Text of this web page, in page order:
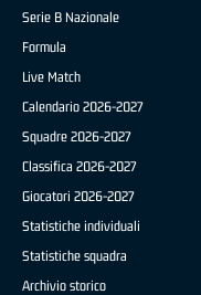
Serie B Nazionale
Formula
Live Match
Calendario 2026-2027
Squadre 2026-2027
Classifica 2026-2027
Giocatori 2026-2027
Statistiche individuali
Statistiche squadra
Archivio storico